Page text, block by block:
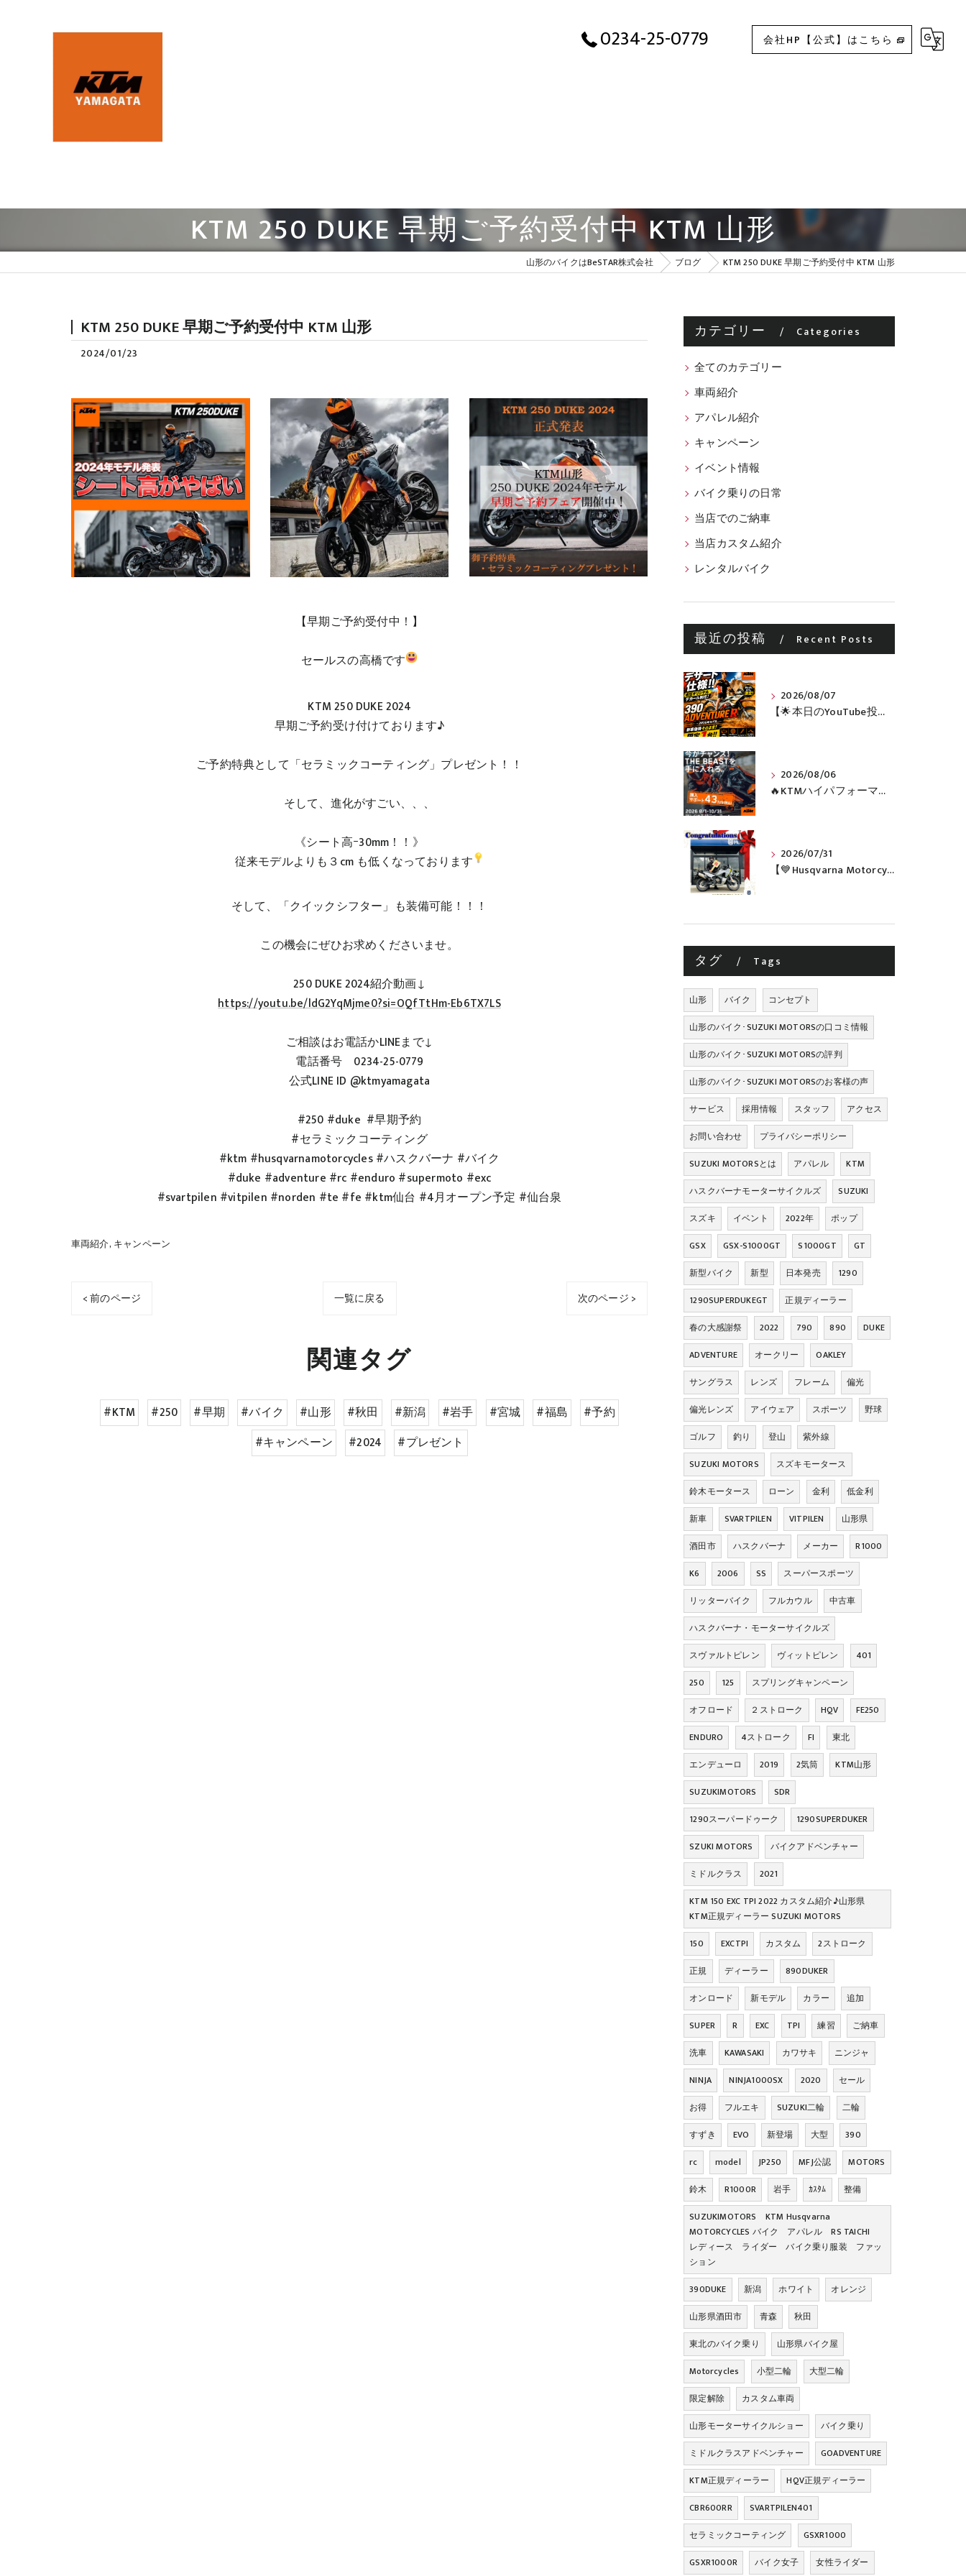
0234-25-0779 会社HP【公式】はこちら
KTM 250 DUKE 早期ご予約受付中 KTM 山形
山形のバイクはBeSTAR株式会社 ブログ KTM 250 DUKE 早期ご予約受付中 KTM 山形
KTM 250 DUKE 早期ご予約受付中 KTM 山形
2024/01/23
【早期ご予約受付中！】
セールスの高橋です
KTM 250 DUKE 2024
早期ご予約受け付けております♪
ご予約特典として「セラミックコーティング」プレゼント！！
そして、進化がすごい、、、
《シート高ｰ30mm！！》
従来モデルよりも３cm も低くなっております
そして、「クイックシフター」も装備可能！！！
この機会にぜひお求めくださいませ。
250 DUKE 2024紹介動画↓
https://youtu.be/ldG2YqMjme0?si=OQfTtHm-Eb6TX7LS
ご相談はお電話かLINEまで↓
電話番号 0234-25-0779
公式LINE ID @ktmyamagata
#250 #duke #早期予約
#セラミックコーティング
#ktm #husqvarnamotorcycles #ハスクバーナ #バイク
#duke #adventure #rc #enduro #supermoto #exc
#svartpilen #vitpilen #norden #te #fe #ktm仙台 #4月オープン予定 #仙台泉
車両紹介 キャンペーン
< 前のページ 一覧に戻る 次のページ >
関連タグ
#KTM #250 #早期 #バイク #山形 #秋田 #新潟 #岩手 #宮城 #福島
#予約
#キャンペーン
#2024 #プレゼント
カテゴリー Categories
全てのカテゴリー
車両紹介
アパレル紹介
キャンペーン
イベント情報
バイク乗りの日常
当店でのご納車
当店カスタム紹介
レンタルバイク
最近の投稿 Recent Posts
2026/08/07
【🌟本日のYouTube投稿完了🌟】 🔥390 ADVENTURE R × KTM山形 オリジナルデカール仕様誕生🔥
2026/08/06
🔥KTMハイパフォーマンスネイキッドがお得に手に入るチャンス🔥
2026/07/31
【💙Husqvarna Motorcycles / NORDEN 901💙】 ご納車おめでとうございます🎉✨
タグ Tags
山形 バイク
コンセプト
山形のバイク･SUZUKI MOTORSの口コミ情報
山形のバイク･SUZUKI MOTORSの評判
山形のバイク･SUZUKI MOTORSのお客様の声
サービス
採用情報 スタッフ
アクセス
お問い合わせ
プライバシーポリシー
SUZUKI MOTORSとは
アパレル
KTM
ハスクバーナモーターサイクルズ
SUZUKI
スズキ
イベント 2022年
ポップ
GSX
GSX-S1000GT S1000GT
GT
新型バイク
新型 日本発売
1290
1290SUPERDUKEGT
正規ディーラー
春の大感謝祭
2022 790 890
DUKE
ADVENTURE
オークリー
OAKLEY
サングラス
レンズ フレーム
偏光
偏光レンズ
アイウェア スポーツ
野球
ゴルフ
釣り 登山
紫外線
SUZUKI MOTORS
スズキモータース
鈴木モータース
ローン 金利
低金利
新車
SVARTPILEN VITPILEN
山形県
酒田市
ハスクバーナ メーカー
R1000
K6
2006 SS
スーパースポーツ
リッターバイク
フルカウル
中古車
ハスクバーナ・モーターサイクルズ
スヴァルトピレン
ヴィットピレン
401
250
125
スプリングキャンペーン
オフロード
２ストローク HQV
FE250
ENDURO
4ストローク FI
東北
エンデューロ
2019 2気筒
KTM山形
SUZUKIMOTORS
SDR
1290スーパードゥーク
1290SUPERDUKER
SZUKI MOTORS
バイクアドベンチャー
ミドルクラス
2021
KTM 150 EXC TPI 2022 カスタム紹介♪山形県
KTM正規ディーラー SUZUKI MOTORS
150
EXCTPI カスタム
2ストローク
正規
ディーラー
890DUKER
オンロード
新モデル カラー
追加
SUPER
R EXC TPI 練習
ご納車
洗車
KAWASAKI カワサキ
ニンジャ
NINJA
NINJA1000SX 2020
セール
お得
フルエキ SUZUKI二輪
二輪
すずき
EVO 新登場 大型
390
rc
model JP250 MFJ公認
MOTORS
鈴木
R1000R 岩手 ｶｽﾀﾑ
整備
SUZUKIMOTORS KTM Husqvarna
MOTORCYCLES バイク アパレル RS TAICHI
レディース ライダー バイク乗り服装 ファッ
ション
390DUKE
新潟 ホワイト
オレンジ
山形県酒田市
青森
秋田
東北のバイク乗り
山形県バイク屋
Motorcycles
小型二輪
大型二輪
限定解除
カスタム車両
山形モーターサイクルショー
バイク乗り
ミドルクラスアドベンチャー
GOADVENTURE
KTM正規ディーラー
HQV正規ディーラー
CBR600RR
SVARTPILEN401
セラミックコーティング
GSXR1000
GSXR1000R
バイク女子 女性ライダー